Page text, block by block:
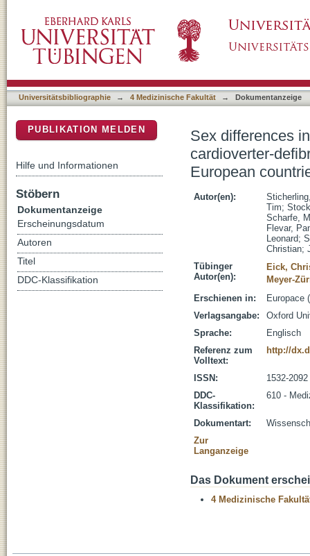
combined registry data from eleven
Universitätsbibliographie → 4 Medizinische Fakultät → Dokumentanzeige
Sex differences
cardioverter-
European
Autor(en):
Tim;
Scharfe,
Flevar,
Leonard;
Christian;
Tübinger
Autor(en):
Eick,
Meyer-
Erschienen in:
Europace
Verlagsangabe:
Oxford
Sprache:
Englisch
Referenz zum
Volltext:
http://
ISSN:
1532-2092
DDC-
Klassifikation:
610 -
Dokumentart:
Zur
Langanzeige
Das Dokument
4 Medizinische
PUBLIKATION MELDEN
Hilfe und Informationen
Stöbern
Dokumentanzeige
Erscheinungsdatum
Autoren
Titel
DDC-Klassifikation